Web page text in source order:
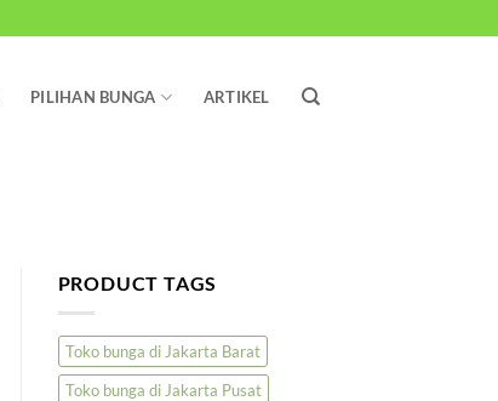
PILIHAN BUNGA ARTIKEL
PRODUCT TAGS
Toko bunga di Jakarta Barat
Toko bunga di Jakarta Pusat